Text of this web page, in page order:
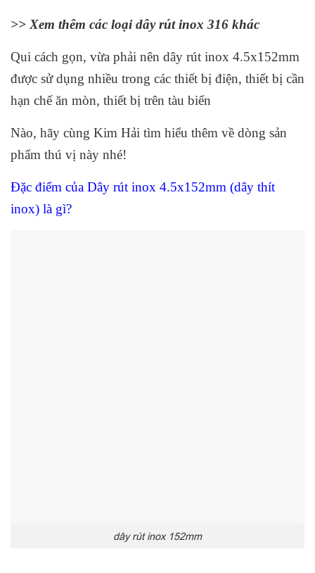
>> Xem thêm các loại dây rút inox 316 khác
Qui cách gọn, vừa phải nên dây rút inox 4.5x152mm
được sử dụng nhiều trong các thiết bị điện, thiết bị cần
hạn chế ăn mòn, thiết bị trên tàu biển
Nào, hãy cùng Kim Hải tìm hiểu thêm về dòng sản
phẩm thú vị này nhé!
Đặc điểm của Dây rút inox 4.5x152mm (dây thít
inox) là gì?
dây rút inox 152mm